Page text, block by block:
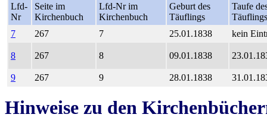
Lfd-
Nr
Seite im
Kirchenbuch
Lfd-Nr im
Kirchenbuch
Geburt des
Täuflings
Taufe
Täuflings
7
267 7 25.01.1838 kein
8 267 8 09.01.1838
9 267 9 28.01.1838
Hinweise zu den